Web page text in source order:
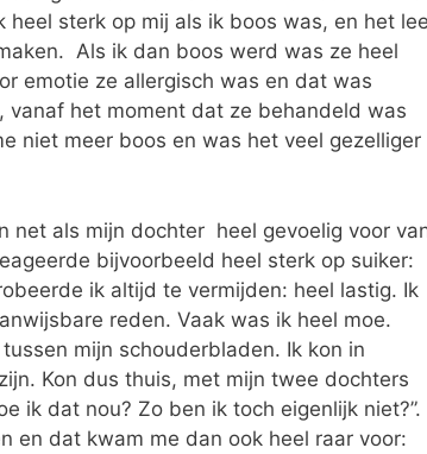
sterk op mij als ik boos was, en het
Als ik dan boos werd was ze heel
emotie ze allergisch was en dat was
het moment dat ze behandeld was
niet meer boos en was het veel gezelliger
net als mijn dochter heel gevoelig voor
bijvoorbeeld heel sterk op suiker:
ik altijd te vermijden: heel lastig. Ik
reden. Vaak was ik heel moe.
mijn schouderbladen. Ik kon in
Kon dus thuis, met mijn twee dochters
ik dat nou? Zo ben ik toch eigenlijk niet?”.
en dat kwam me dan ook heel raar voor: